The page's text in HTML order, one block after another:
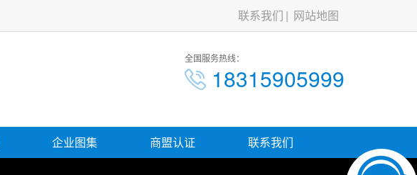
联系我们 网站地图
全国服务热线：
18315905999
企业图集 商盟认证 联系我们